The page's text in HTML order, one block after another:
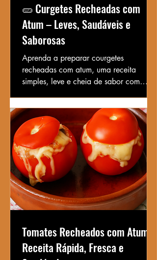
🥒 Curgetes Recheadas com
Atum – Leves, Saudáveis e
Saborosas
Aprenda a preparar courgetes
recheadas com atum, uma receita
simples, leve e cheia de sabor com
Tomates Recheados com Atum –
Receita Rápida, Fresca e